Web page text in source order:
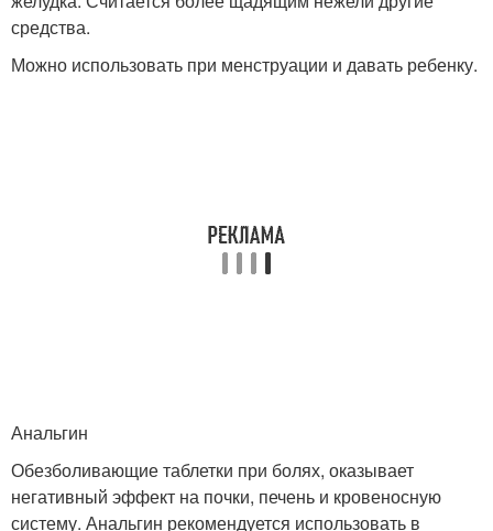
средства.
Можно использовать при менструации и давать ребенку.
Анальгин
Обезболивающие таблетки при болях, оказывает
негативный эффект на почки, печень и кровеносную
систему. Анальгин рекомендуется использовать в